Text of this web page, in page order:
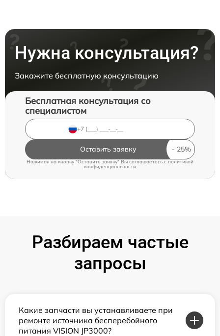
Нужна консультация?
Закажите бесплатную консультацию
Бесплатная консультация со
специалистом
Оставить заявку
Нажимая на кнопку "Оставить заявку" Вы соглашаетесь cполитикой
конфиденциальности
Разбираем частые
запросы
Какие запчасти вы устанавливаете при
ремонте источника бесперебойного
питания VISION JP3000?